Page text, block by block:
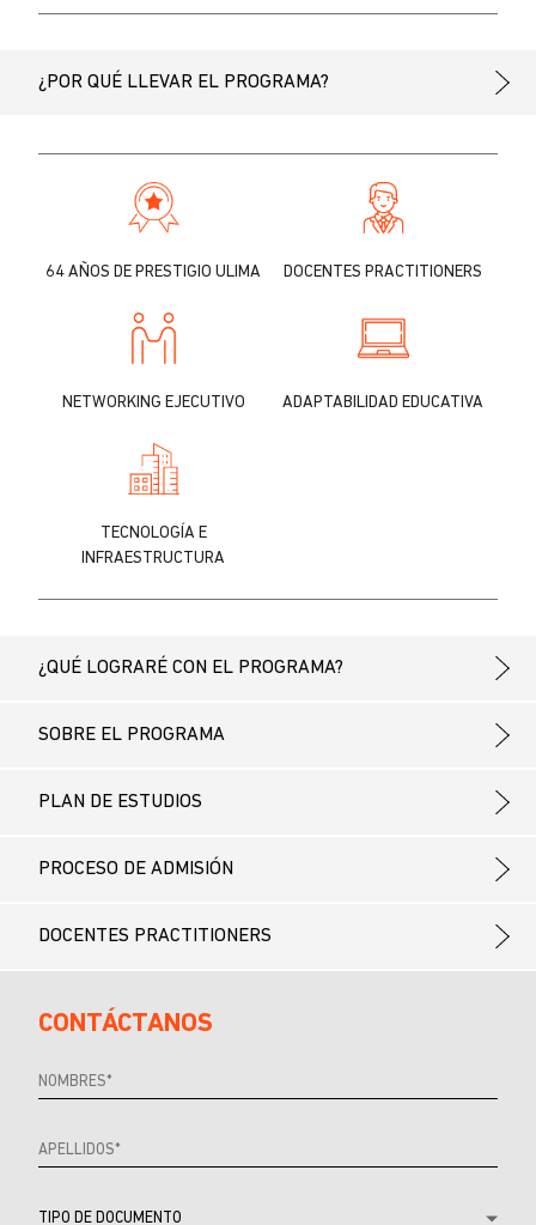
¿POR QUÉ LLEVAR EL PROGRAMA?
64 AÑOS DE PRESTIGIO ULIMA DOCENTES PRACTITIONERS
NETWORKING EJECUTIVO ADAPTABILIDAD EDUCATIVA
TECNOLOGÍA E
INFRAESTRUCTURA
¿QUÉ LOGRARÉ CON EL PROGRAMA?
SOBRE EL PROGRAMA
PLAN DE ESTUDIOS
PROCESO DE ADMISIÓN
DOCENTES PRACTITIONERS
CONTÁCTANOS
Referrer
URL
URL